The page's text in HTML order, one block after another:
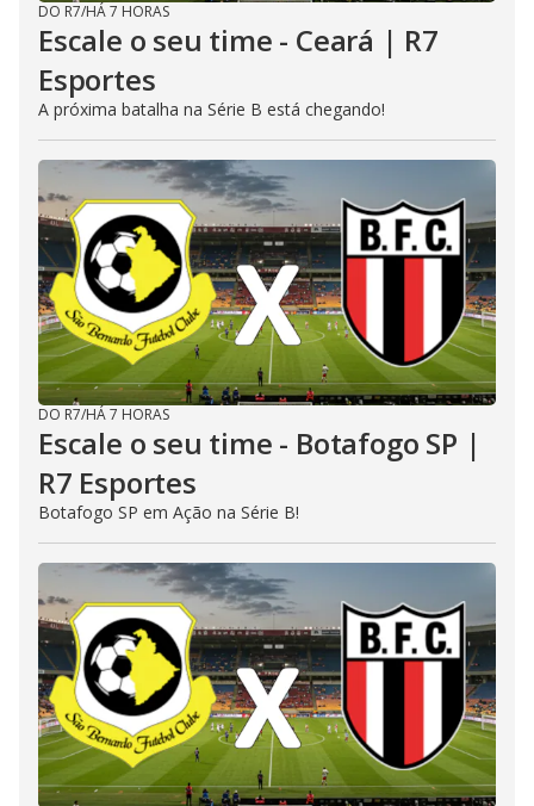
DO R7/HÁ 7 HORAS
Escale o seu time - Ceará | R7
Esportes
A próxima batalha na Série B está chegando!
DO R7/HÁ 7 HORAS
Escale o seu time - Botafogo SP |
R7 Esportes
Botafogo SP em Ação na Série B!